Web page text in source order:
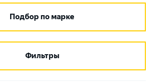
Подбор по марке
Фильтры